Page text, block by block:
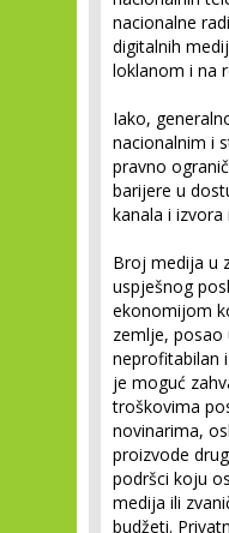
nacionalne
digitalnih
loklanom i na
Iako,
nacionalnim i
pravno
barijere u
kanala i
Broj medija u
uspješnog
ekonomijom
zemlje,
neprofitabilan
je moguć
troškovima
novinarima,
proizvode
podršci koju
medija ili
budžeti.